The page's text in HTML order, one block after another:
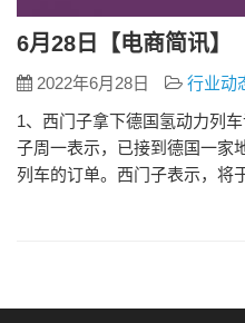
6月28日【电商简讯】
2022年6月28日 行业动
1、西门子拿下德国氢动力列
子周一表示，已接到德国一家
列车的订单。西门子表示，将
于当年12月投入运营。西门子